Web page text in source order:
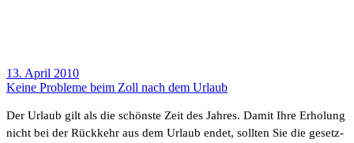
13. April 2010
Keine Probleme beim Zoll nach dem Urlaub
Der Urlaub gilt als die schönste Zeit des Jahres. Damit Ihre Erho­lung
nicht bei der Rück­kehr aus dem Urlaub endet, sollten Sie die gesetz­